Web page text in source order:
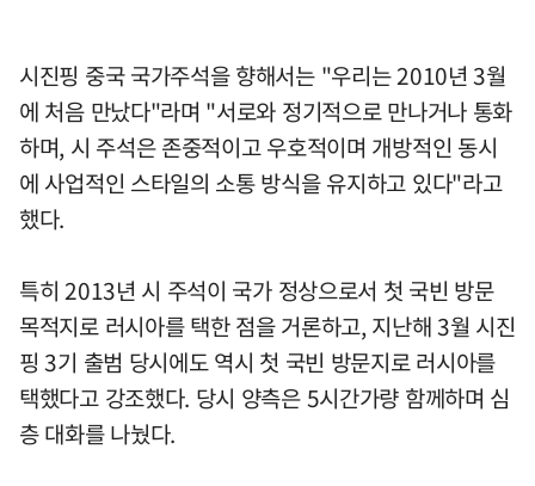
시진핑 중국 국가주석을 향해서는 "우리는 2010년 3월
에 처음 만났다"라며 "서로와 정기적으로 만나거나 통화
하며, 시 주석은 존중적이고 우호적이며 개방적인 동시
에 사업적인 스타일의 소통 방식을 유지하고 있다"라고
했다.
특히 2013년 시 주석이 국가 정상으로서 첫 국빈 방문
목적지로 러시아를 택한 점을 거론하고, 지난해 3월 시진
핑 3기 출범 당시에도 역시 첫 국빈 방문지로 러시아를
택했다고 강조했다. 당시 양측은 5시간가량 함께하며 심
층 대화를 나눴다.